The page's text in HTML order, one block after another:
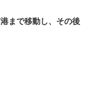
まで移動し、その後